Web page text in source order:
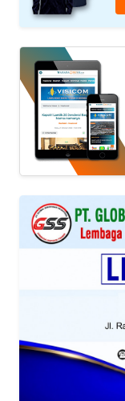
KONTAK
INFO
IKLAN
TENTANG
KAMI
PEDOMAN
MEDIA
SIBER
DISCLAIMER